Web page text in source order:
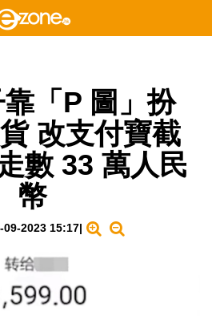
「P 圖」扮
改支付寶截
數 33 萬人民
幣
09-2023 15:17|